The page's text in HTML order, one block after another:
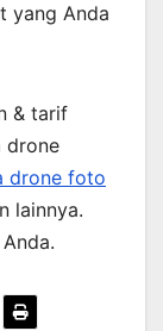
yang Anda
& tarif
drone
drone foto
lainnya.